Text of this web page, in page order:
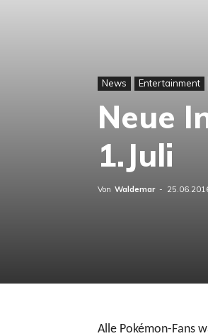
News Entertainment
Neue
1.Juli
Von Waldemar -
Alle Pokémon-Fans